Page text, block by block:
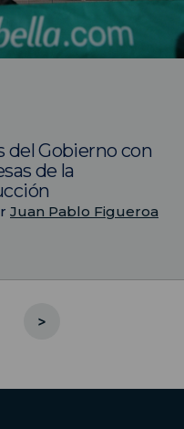
del Gobierno con
de la
Juan Pablo Figueroa
>